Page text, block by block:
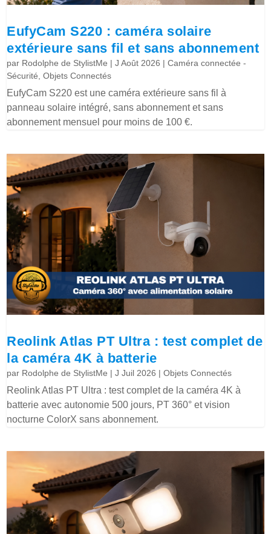
EufyCam S220 : caméra solaire
extérieure sans fil et sans abonnement
par Rodolphe de StylistMe |J Août 2026 |Caméra connectée -
Sécurité,Objets Connectés
EufyCam S220 est une caméra extérieure sans fil à
panneau solaire intégré, sans abonnement et sans
abonnement mensuel pour moins de 100 €.
Reolink Atlas PT Ultra : test complet de
la caméra 4K à batterie
par Rodolphe de StylistMe |J Juil 2026 |Objets Connectés
Reolink Atlas PT Ultra : test complet de la caméra 4K à
batterie avec autonomie 500 jours, PT 360° et vision
nocturne ColorX sans abonnement.